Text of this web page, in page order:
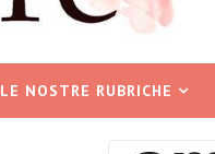
LE NOSTRE RUBRICHE